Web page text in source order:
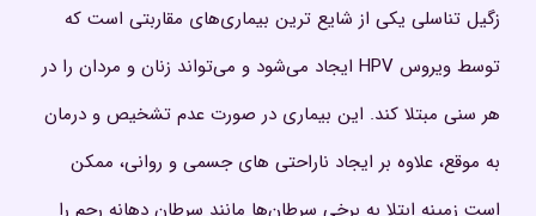
زگیل تناسلی یکی از شایع ‌ترین بیماری‌های مقاربتی است که
توسط ویروس HPV ایجاد می‌شود و می‌تواند زنان و مردان را در
هر سنی مبتلا کند. این بیماری در صورت عدم تشخیص و درمان
به‌ موقع، علاوه بر ایجاد ناراحتی‌ های جسمی و روانی، ممکن